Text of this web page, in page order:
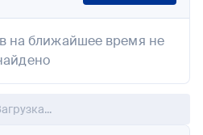
на ближайшее время не